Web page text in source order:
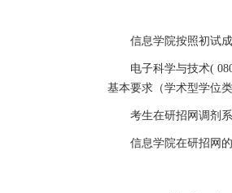
信息学院按照初试
电子科学与技术(
基本要求（学术型学位
考生在研招网调剂
信息学院在研招网